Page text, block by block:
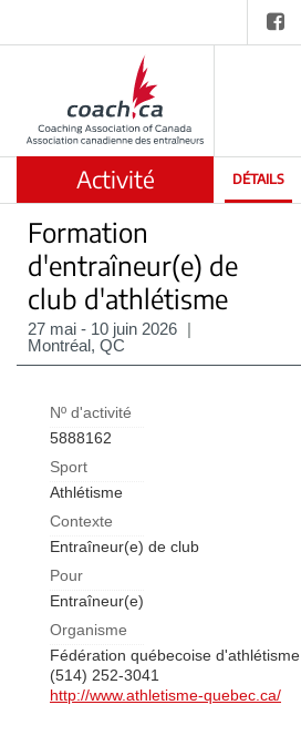
Activité DÉTAILS
Formation
d'entraîneur(e) de
club d'athlétisme
27 mai - 10 juin 2026 |
Montréal, QC
Nº d'activité
5888162
Sport
Athlétisme
Contexte
Entraîneur(e) de club
Pour
Entraîneur(e)
Organisme
Fédération québecoise d'athlétisme
(514) 252-3041
http://www.athletisme-quebec.ca/